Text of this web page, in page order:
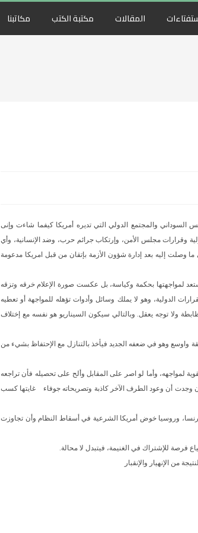
المقالات مكتبة الكتب مكاتبنا
السوداني والمجتمع الدولي التي تديره أمريكا كيفما شاءت وإنى
وقرارات مجلس الأمن، وإرتكاب جرائم حرب، وضد الإنسانية، وأي
ما وصلت إليه بعد إدارة شؤون الأزمة بإتقان من قبل امريكا مدعومة
لمواجهتها بحكمة وكياسة، بل عكست صورة الإعلام خرقه وتزقه
الدولية، وهو لا يملك وسائل وأدوات تؤهله للمواجهة أو تعطيه
ولا توجه يعقل. وبالتالي سيكون السيناريو هو نفسه مع إختلاف
واوسع وهو في ضعفه الجديد فيأخذ بالتنازل مع الإحتفاظ بشيء من
لمواجهه، وأما لو اصر على المقابل وألح على تحصيله فأن تراجعه
وجدت أن وعود الطرف الآخر كاذبة وتصريحاته جوفاء
غايتها كسب
وروسيا خوض أمريكا الشرعية في أسقاط النظام وأن تجاوزت
فرصة للإشتراك في الغنيمة، فيتبدل لا محالة.
من الإنهيار والإنقبار